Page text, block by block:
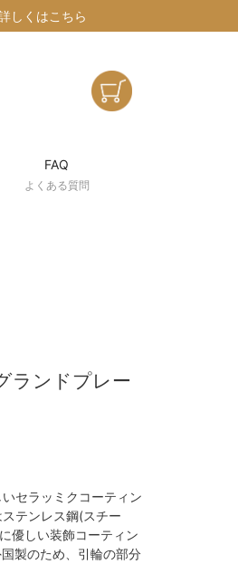
しくはこちら
FAQ
よくある質問
ランドプレー
セラッミクコーティン
テンレス鋼(スチー
優しい装飾コーティン
製のため、引輪の部分